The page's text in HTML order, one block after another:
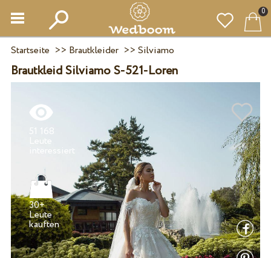
0
Startseite >> Brautkleider>> Silviamo
Brautkleid Silviamo S-521-Loren
51 168
Leute
30+
Leute
kauften